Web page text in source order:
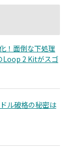
！面倒な下処理
2 Kitがスゴ
ル破格の秘密は